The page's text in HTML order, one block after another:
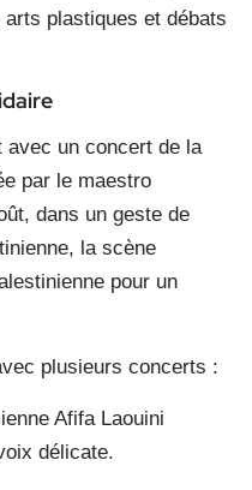
plastiques et débats
avec un concert de la
par le maestro
dans un geste de
la scène
pour un
plusieurs concerts :
Afifa Laouini
délicate.